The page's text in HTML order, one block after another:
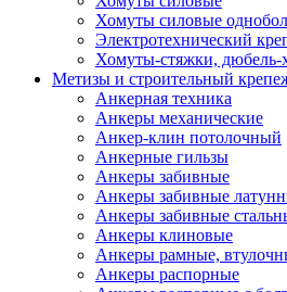
Хомуты силовые
Электротехнический
Хомуты-стяжки, дюбель-
Метизы и строительный
Анкерная техника
Анкеры механические
Анкер-клин потолочный
Анкерные гильзы
Анкеры забивные
Анкеры забивные
Анкеры забивные
Анкеры клиновые
Анкеры рамные,
Анкеры распорные